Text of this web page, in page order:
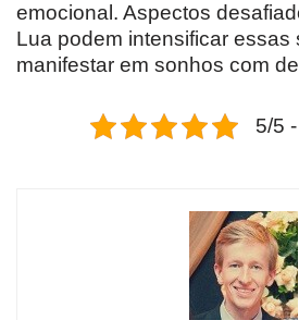
emocional. Aspectos
Lua podem intensificar essas
manifestar em sonhos com
5/5